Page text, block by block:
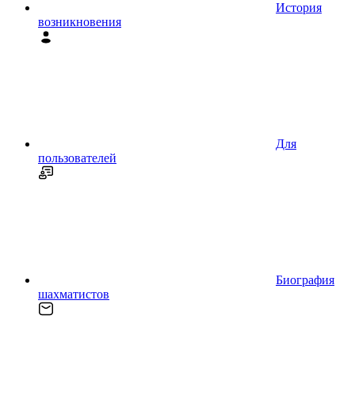
История
возникновения
Для
пользователей
Биография
шахматистов